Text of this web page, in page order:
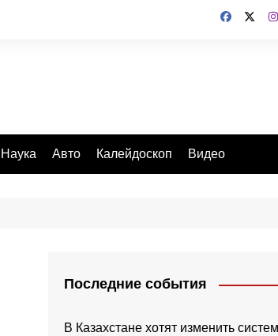
Наука Авто Калейдоскоп Видео
Последние события
В Казахстане хотят изменить